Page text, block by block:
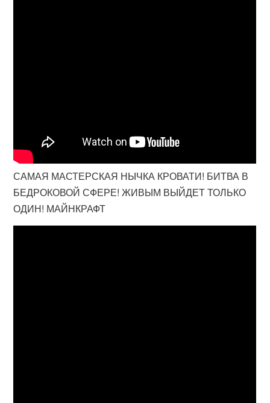
САМАЯ МАСТЕРСКАЯ НЫЧКА КРОВАТИ! БИТВА В
БЕДРОКОВОЙ СФЕРЕ! ЖИВЫМ ВЫЙДЕТ ТОЛЬКО
ОДИН! МАЙНКРАФТ